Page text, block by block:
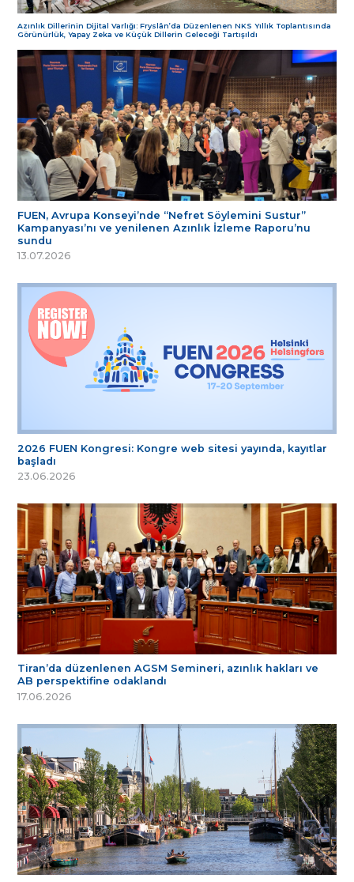
Azınlık Dillerinin Dijital Varlığı: Fryslân’da Düzenlenen NKS Yıllık Toplantısında
Görünürlük, Yapay Zeka ve Küçük Dillerin Geleceği Tartışıldı
FUEN, Avrupa Konseyi’nde “Nefret Söylemini Sustur”
Kampanyası’nı ve yenilenen Azınlık İzleme Raporu’nu
sundu
13.07.2026
2026 FUEN Kongresi: Kongre web sitesi yayında, kayıtlar
başladı
23.06.2026
Tiran’da düzenlenen AGSM Semineri, azınlık hakları ve
AB perspektifine odaklandı
17.06.2026